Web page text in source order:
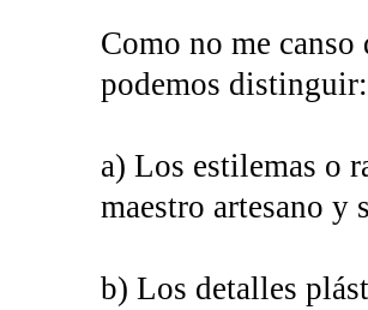
Como no me
podemos distinguir:
a) Los estilemas o
maestro artesano y
b) Los detalles